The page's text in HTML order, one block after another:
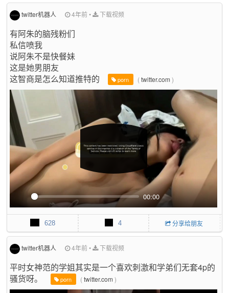
y e
e
e
e
twitter机器人 4年前• 下载视频
有阿朱的脑残粉们
私信喷我
说阿朱不是快餐妹
这是她男朋友
这智商是怎么知道推特的
porn (twitter.com)
P
l
y
00:00
M
u
e
P
I
P
E
n
e
u
l
628 4 分享给朋友
twitter机器人 4年前• 下载视频
平时女神范的学姐其实是一个喜欢刺激和学弟们无套4p的
骚货呀。
porn (twitter.com)